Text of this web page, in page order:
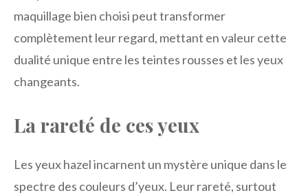
maquillage bien choisi peut transformer
complètement leur regard, mettant en valeur cette
dualité unique entre les teintes rousses et les yeux
changeants.
La rareté de ces yeux
Les yeux hazel incarnent un mystère unique dans le
spectre des couleurs d’yeux. Leur rareté, surtout